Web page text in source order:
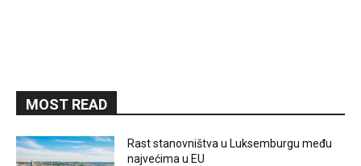
MOST READ
Rast stanovništva u Luksemburgu među
najvećima u EU